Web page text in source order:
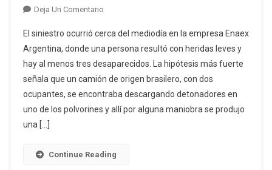
Deja Un ComentarioEn
E
Incendio
En
Una
Fábrica
De
Herido
El siniestro ocurrió cerca del mediodía en la empresa Enaex
Argentina, donde una persona resultó con heridas leves y
hay al menos tres desaparecidos. La hipótesis más fuerte
señala que un camión de origen brasilero, con dos
ocupantes, se encontraba descargando detonadores en
uno de los polvorines y allí por alguna maniobra se produjo
una […]
Continue Reading